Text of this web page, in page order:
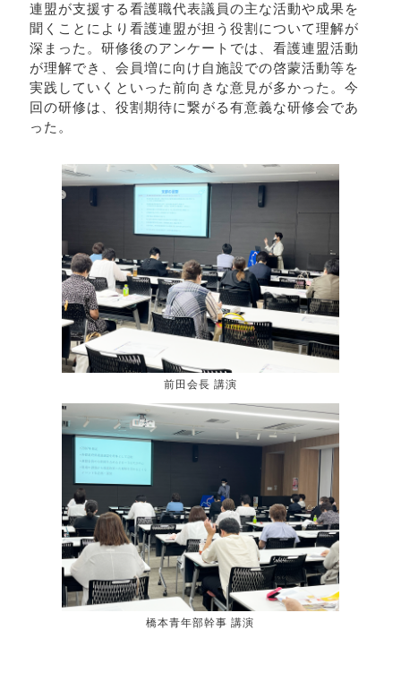
連盟が支援する看護職代表議員の主な活動や成果を
聞くことにより看護連盟が担う役割について理解が
深まった。研修後のアンケートでは、看護連盟活動
が理解でき、会員増に向け自施設での啓蒙活動等を
実践していくといった前向きな意見が多かった。今
回の研修は、役割期待に繋がる有意義な研修会であ
った。
前田会長 講演
橋本青年部幹事 講演